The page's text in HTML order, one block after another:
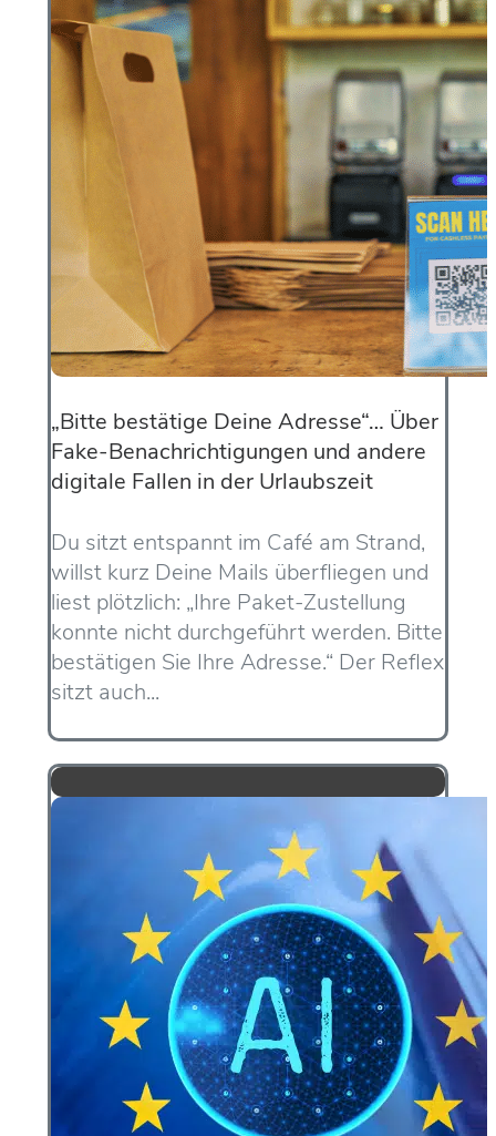
„Bitte bestätige Deine Adresse“… Über
Fake-Benachrichtigungen und andere
digitale Fallen in der Urlaubszeit
Du sitzt entspannt im Café am Strand,
willst kurz Deine Mails überfliegen und
liest plötzlich: „Ihre Paket-Zustellung
konnte nicht durchgeführt werden. Bitte
bestätigen Sie Ihre Adresse.“ Der Reflex
sitzt auch...